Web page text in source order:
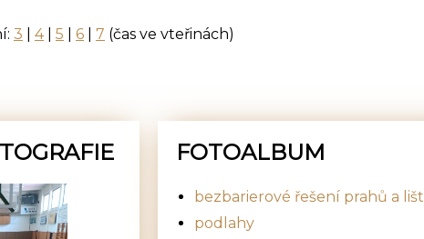
3 4| 5 6 7 (čas ve vteřinách)
FOTOALBUM
bezbarierové řešení prahů a lišt
podlahy